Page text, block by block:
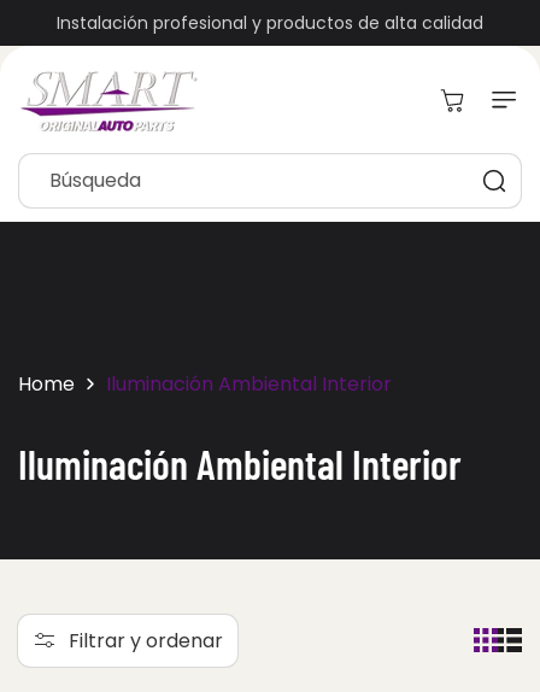
Directamente
Al Contenido
Instalación profesional y productos de alta calidad
Búsqueda
Carrito
Home Iluminación Ambiental Interior
C
l
e
c
Iluminación Ambiental Interior
Filtrar y ordenar